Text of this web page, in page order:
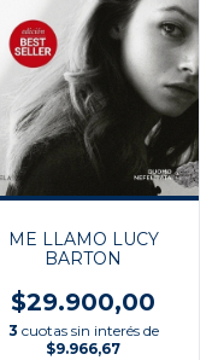
ME LLAMO LUCY
BARTON
$29.900,00
3 cuotas sin interés de
$9.966,67